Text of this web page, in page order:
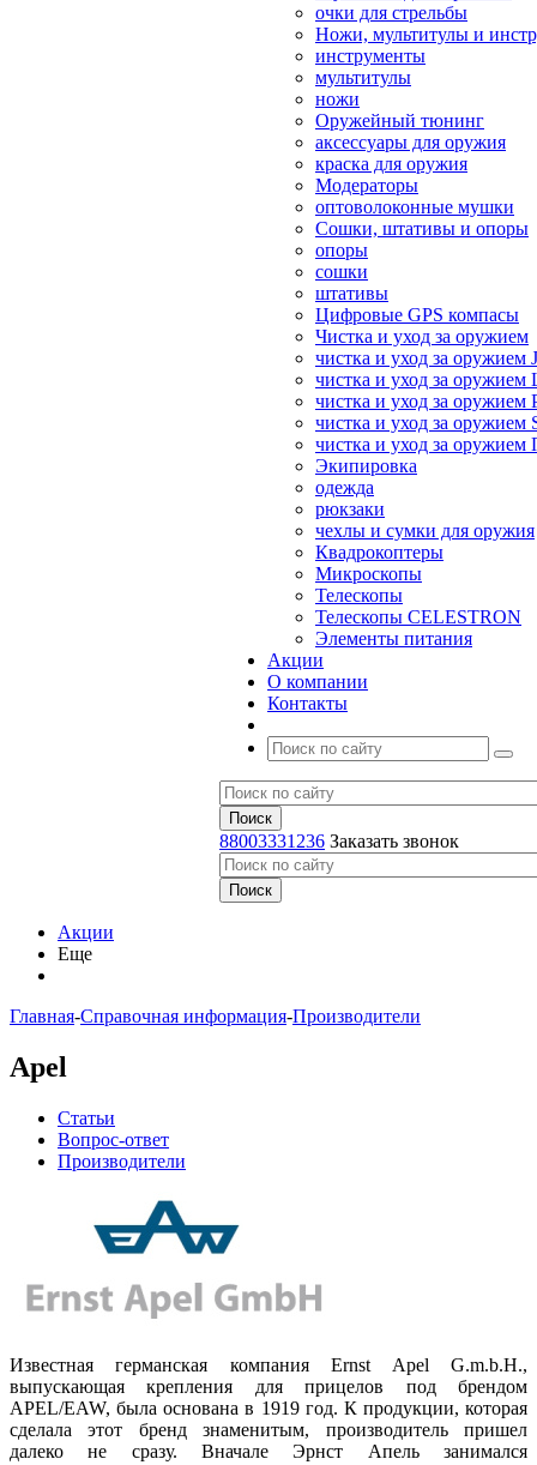
очки для стрельбы
Ножи, мультитулы и
инструменты
мультитулы
ножи
Оружейный тюнинг
аксессуары для оружия
краска для оружия
Модераторы
оптоволоконные мушки
Сошки, штативы и опоры
опоры
сошки
штативы
Цифровые GPS компасы
Чистка и уход за оружием
чистка и уход за оружием
чистка и уход за оружием
чистка и уход за оружием
чистка и уход за оружием
чистка и уход за
Экипировка
одежда
рюкзаки
чехлы и сумки для оружия
Квадрокоптеры
Микроскопы
Телескопы
Телескопы CELESTRON
Элементы питания
Акции
О компании
Контакты
88003331236 Заказать звонок
Акции
Еще
Главная-Справочная информация-Производители
Apel
Статьи
Вопрос-ответ
Производители
Известная германская компания Ernst Apel G.m.b.H.,
выпускающая крепления для прицелов под брендом
APEL/EAW, была основана в 1919 год. К продукции, которая
сделала этот бренд знаменитым, производитель пришел
далеко не сразу. Вначале Эрнст Апель занимался